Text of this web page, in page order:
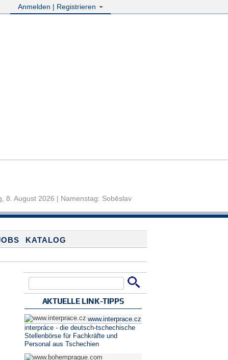
Anmelden | Registrieren
8. August 2026 | Namenstag: Soběslav
KATALOG
AKTUELLE LINK-TIPPS
www.interprace.cz
interpráce - die deutsch-tschechische
Stellenbörse für Fachkräfte und
Personal aus Tschechien